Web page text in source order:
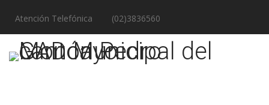
Atención Telefónica (02)3836560